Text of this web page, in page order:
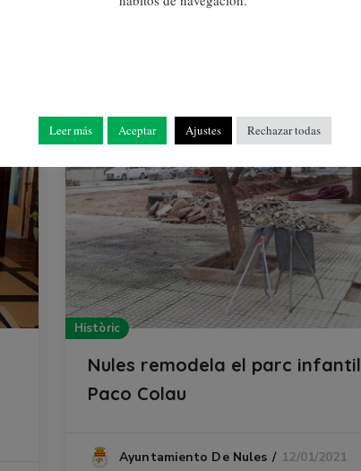
Històric
Nules remodela el parc infantil
Paco Colau
Ayuntamiento De Nules 12/01/2021
Leer más Aceptar Ajustes Rechazar todas